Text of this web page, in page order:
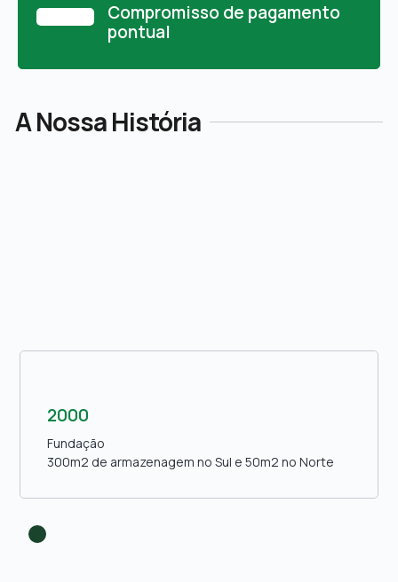
Compromisso de pagamento
pontual
A Nossa História
2000
Fundação
300m2 de armazenagem no Sul e 50m2 no Norte